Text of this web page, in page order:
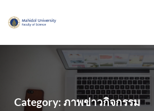
content
Category: ภาพข่าวกิจกรรม